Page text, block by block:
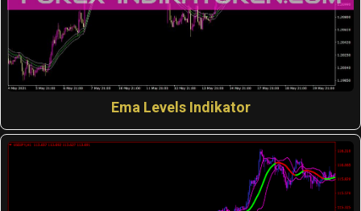
Ema Levels Indikator